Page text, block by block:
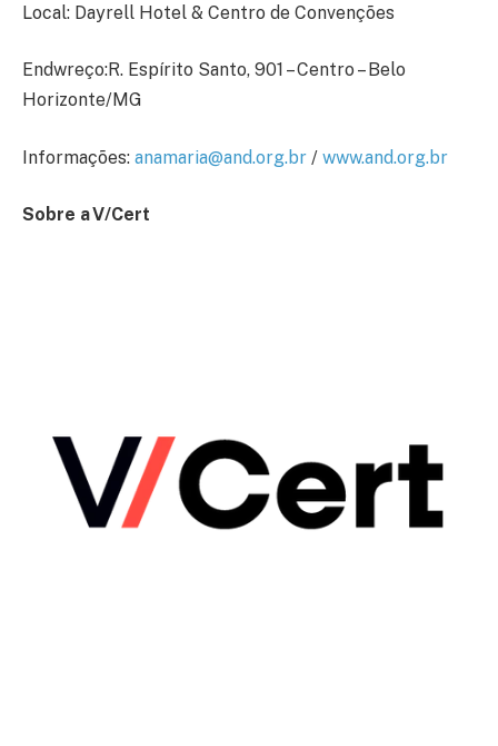
Local: Dayrell Hotel & Centro de Convenções
Endwreço:R. Espírito Santo, 901 – Centro – Belo
Horizonte/MG
Informações: anamaria@and.org.br / www.and.org.br
Sobre a V/Cert